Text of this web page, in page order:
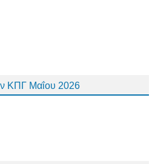
ΚΠΓ Μαΐου 2026